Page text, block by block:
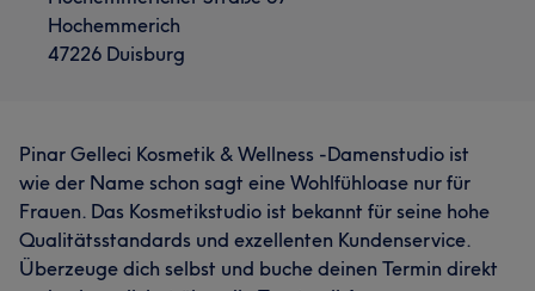
Hochemmerich
47226 Duisburg
Pinar Gelleci Kosmetik & Wellness -Damenstudio ist
wie der Name schon sagt eine Wohlfühloase nur für
Frauen. Das Kosmetikstudio ist bekannt für seine hohe
Qualitätsstandards und exzellenten Kundenservice.
Überzeuge dich selbst und buche deinen Termin direkt